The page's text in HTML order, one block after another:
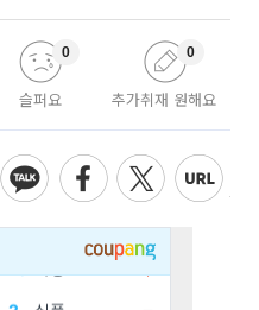
슬퍼요
0
추가취재 원해요
0